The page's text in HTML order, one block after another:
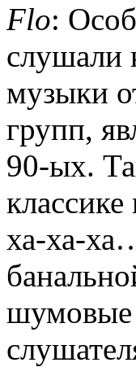
Flo:
слушали
музыки
групп,
90-ых.
ха-ха-
шумовые